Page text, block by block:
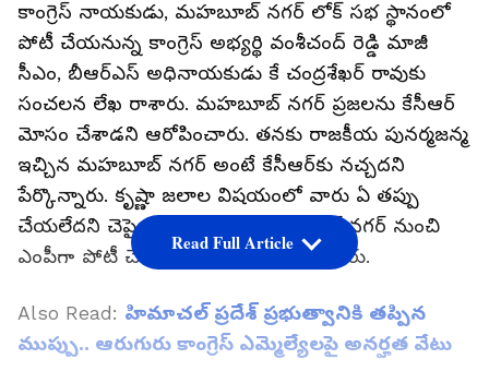
కాంగ్రెస్ నాయకుడు, మహబూబ్ నగర్ లోక్ సభ స్థానంలో
పోటీ చేయనున్న కాంగ్రెస్ అభ్యర్థి వంశీచంద్ రెడ్డి మాజీ
సీఎం, బీఆర్ఎస్ అధినాయకుడు కే చంద్రశేఖర్ రావుకు
సంచలన లేఖ రాశారు. మహబూబ్ నగర్ ప్రజలను కేసీఆర్
మోసం చేశాడని ఆరోపించారు. తనకు రాజకీయ పునర్మజన్మ
ఇచ్చిన మహబూబ్ నగర్ అంటే కేసీఆర్‌కు నచ్చదని
పేర్కొన్నారు. కృష్ణా జలాల విషయంలో వారు ఏ తప్పు
చేయలేదని చెప్పై ధైర్యం ఉంటే మహబూబ్ నగర్ నుంచి
ఎంపీగా పోటీ చేసి గెలవాలని సవాల్ విసిరారు.
Also Read: హిమాచల్ ప్రదేశ్ ప్రభుత్వానికి తప్పిన
ముప్పు.. ఆరుగురు కాంగ్రెస్ ఎమ్మెల్యేలపై అనర్హత వేటు
Read Full Article